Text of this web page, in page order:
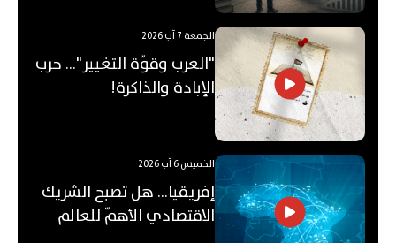
الجمعة 7 آب 2026
"العرب وقوّة التغيير"... حرب
الإبادة والذاكرة!
الخميس 6 آب 2026
إفريقيا... هل تصبح الشريك
الاقتصادي الأهمّ للعالم